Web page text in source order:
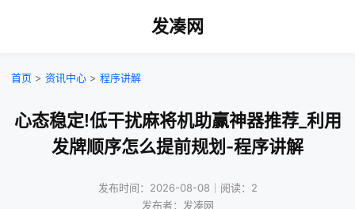
发凑网
首页 > 资讯中心 > 程序讲解
心态稳定!低干扰麻将机助赢神器推荐_利用
发牌顺序怎么提前规划-程序讲解
发布时间：2026-08-08｜阅读：2
发布者：发凑网